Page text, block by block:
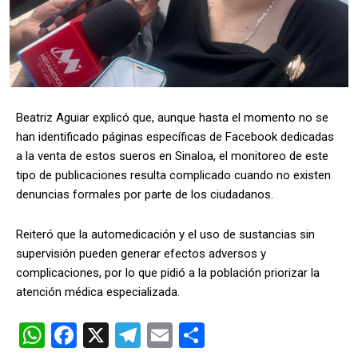
Beatriz Aguiar explicó que, aunque hasta el momento no se
han identificado páginas específicas de Facebook dedicadas
a la venta de estos sueros en Sinaloa, el monitoreo de este
tipo de publicaciones resulta complicado cuando no existen
denuncias formales por parte de los ciudadanos.
Reiteró que la automedicación y el uso de sustancias sin
supervisión pueden generar efectos adversos y
complicaciones, por lo que pidió a la población priorizar la
atención médica especializada.
W F
X
T
E